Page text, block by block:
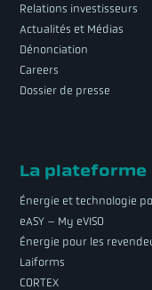
Relations investisseurs
Actualités et Médias
Dénonciation
Careers
Dossier de presse
La plateforme
Énergie et technologie
eASY – My eVISO
Énergie pour les
Laiforms
CORTEX